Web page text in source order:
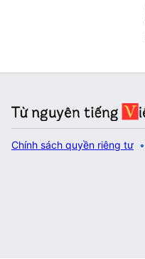
Chính sách quyền riêng tư